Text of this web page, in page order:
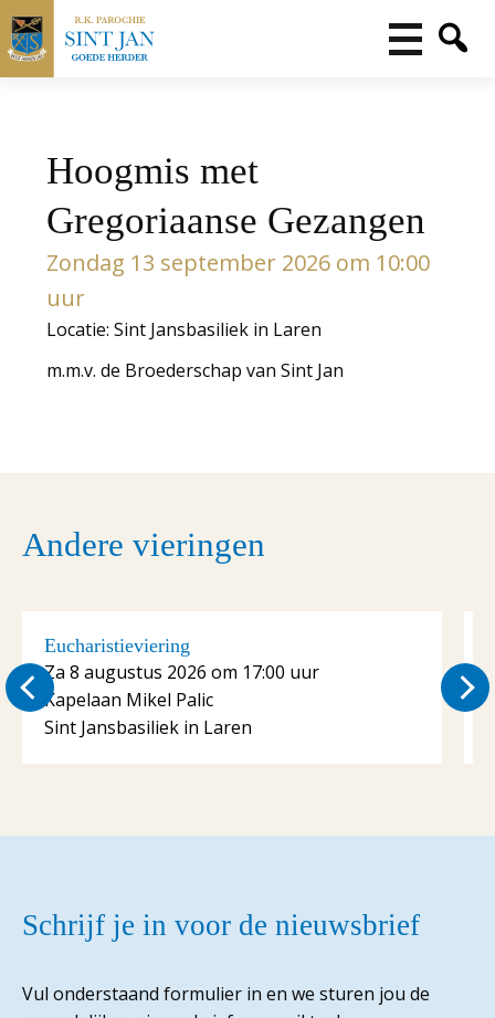
Hoogmis met
Gregoriaanse Gezangen
Zondag 13 september 2026 om 10:00
uur
Locatie: Sint Jansbasiliek in Laren
m.m.v. de Broederschap van Sint Jan
Andere vieringen
Eucharistieviering
Za 8 augustus 2026 om 17:00 uur
Kapelaan Mikel Palic
Sint Jansbasiliek in Laren
Schrijf je in voor de nieuwsbrief
Vul onderstaand formulier in en we sturen jou de